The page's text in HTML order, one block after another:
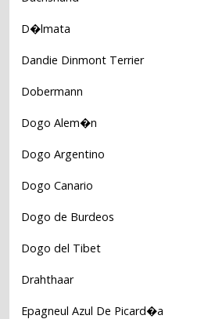
D�lmata
Dandie Dinmont Terrier
Dobermann
Dogo Alem�n
Dogo Argentino
Dogo Canario
Dogo de Burdeos
Dogo del Tibet
Drahthaar
Epagneul Azul De Picard�a